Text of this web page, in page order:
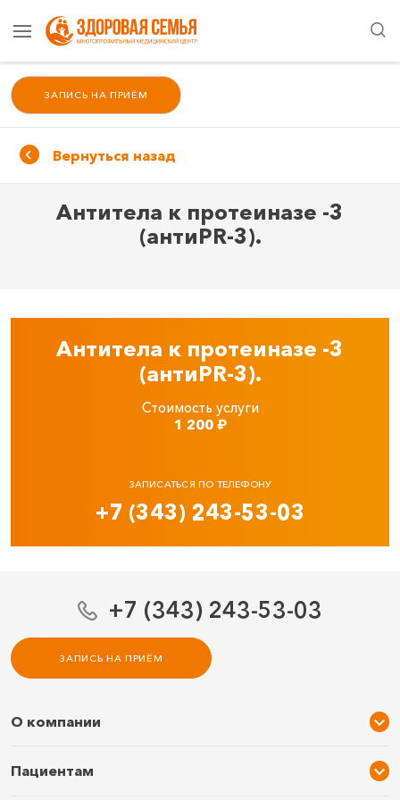
ЗАПИСЬ НА ПРИЁМ
Вернуться назад
Антитела к протеиназе -3
(антиPR-3).
Антитела к протеиназе -3
(антиPR-3).
Стоимость услуги
1 200₽
ЗАПИСАТЬСЯ ПО ТЕЛЕФОНУ
+7 (343) 243-53-03
+7 (343) 243-53-03
ЗАПИСЬ НА ПРИЁМ
О компании
Услуги и цены
Пациентам